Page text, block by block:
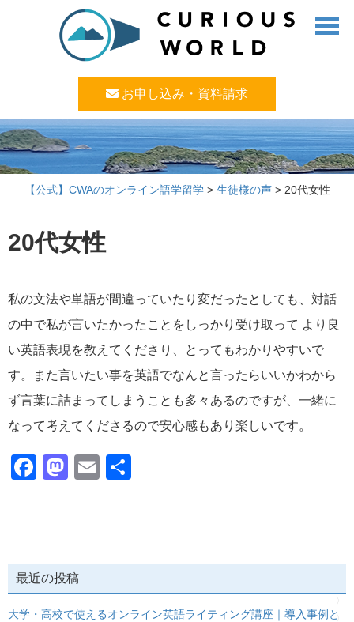
お申し込み・資料請求
【公式】CWAのオンライン語学留学> 生徒様の声> 20代女性
20代女性
私の文法や単語が間違っていたり変だったとしても、対話
の中で私が言いたかったことをしっかり受け取って より良
い英語表現を教えてくださり、とってもわかりやすいで
す。また言いたい事を英語でなんと言ったらいいかわから
ず言葉に詰まってしまうことも多々あるのですが、一緒に
なって考えてくださるので安心感もあり楽しいです。
Facebook
Mastodon
Email
最近の投稿
大学・高校で使えるオンライン英語ライティング講座｜導入事例と